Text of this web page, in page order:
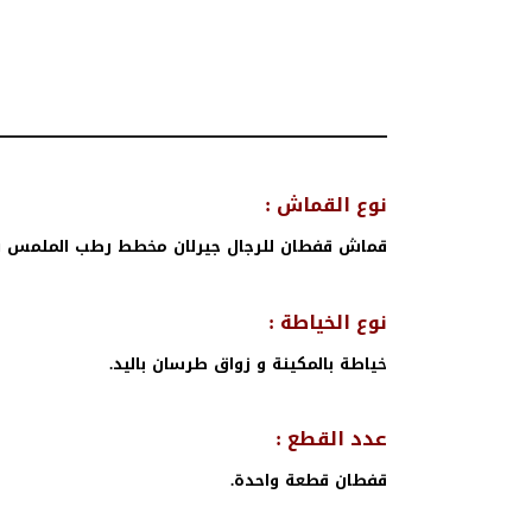
نوع القماش :
قماش قفطان للرجال جيرلان مخطط رطب
نوع الخياطة :
خياطة بالمكينة و زواق طرسان باليد.
عدد القطع :
قفطان قطعة واحدة.